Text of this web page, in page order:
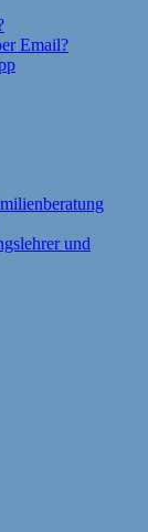
Email?
und